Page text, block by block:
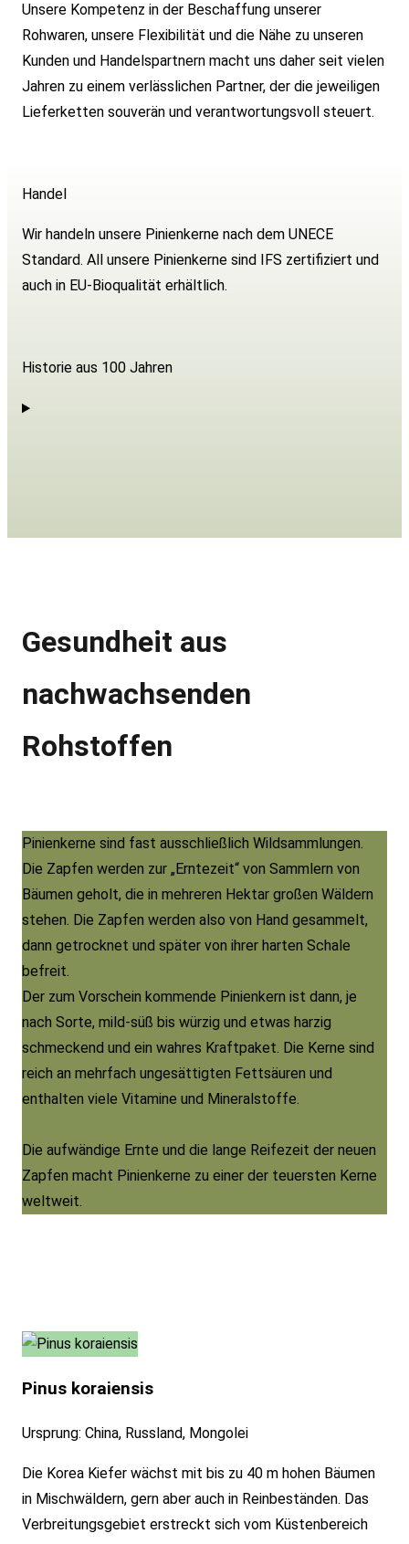
Unsere Kompetenz in der Beschaffung unserer
Rohwaren, unsere Flexibilität und die Nähe zu unseren
Kunden und Handelspartnern macht uns daher seit vielen
Jahren zu einem verlässlichen Partner, der die jeweiligen
Lieferketten souverän und verantwortungsvoll steuert.
Handel
Wir handeln unsere Pinienkerne nach dem UNECE
Standard. All unsere Pinienkerne sind IFS zertifiziert und
auch in EU-Bioqualität erhältlich.
Historie aus 100 Jahren
Gesundheit aus
nachwachsenden
Rohstoffen
Pinienkerne sind fast ausschließlich Wildsammlungen.
Die Zapfen werden zur „Erntezeit“ von Sammlern von
Bäumen geholt, die in mehreren Hektar großen Wäldern
stehen. Die Zapfen werden also von Hand gesammelt,
dann getrocknet und später von ihrer harten Schale
befreit.
Der zum Vorschein kommende Pinienkern ist dann, je
nach Sorte, mild-süß bis würzig und etwas harzig
schmeckend und ein wahres Kraftpaket. Die Kerne sind
reich an mehrfach ungesättigten Fettsäuren und
enthalten viele Vitamine und Mineralstoffe.
Die aufwändige Ernte und die lange Reifezeit der neuen
Zapfen macht Pinienkerne zu einer der teuersten Kerne
weltweit.
Pinus koraiensis
Ursprung: China, Russland, Mongolei
Die Korea Kiefer wächst mit bis zu 40 m hohen Bäumen
in Mischwäldern, gern aber auch in Reinbeständen. Das
Verbreitungsgebiet erstreckt sich vom Küstenbereich